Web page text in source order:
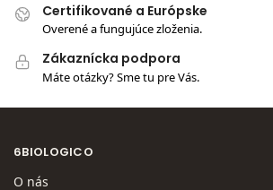
Certifikované a Európske
Overené a fungujúce zloženia.
Zákaznícka podpora
Máte otázky? Sme tu pre Vás.
6BIOLOGICO
O nás